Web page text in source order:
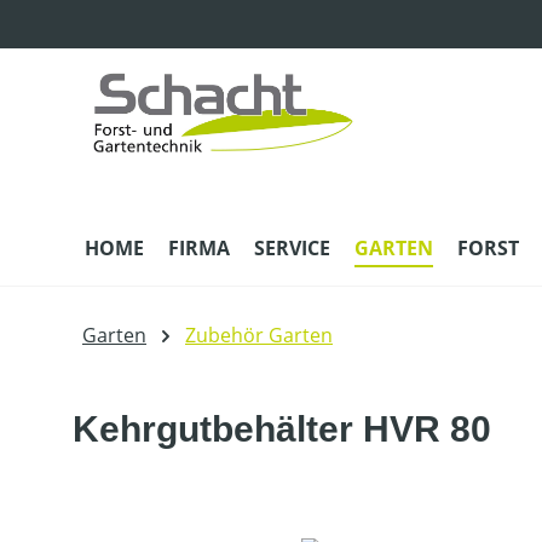
HOME FIRMA SERVICE GARTEN FORST
Garten Zubehör Garten
Kehrgutbehälter HVR 80